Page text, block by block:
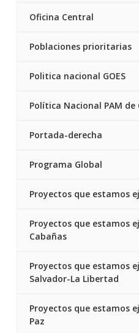
Oficina Central
Poblaciones prioritarias
Politica nacional GOES
Política Nacional PAM de
Portada-derecha
Programa Global
Proyectos que estamos
Proyectos que estamos
Cabañas
Proyectos que estamos
Salvador-La Libertad
Proyectos que estamos
Paz